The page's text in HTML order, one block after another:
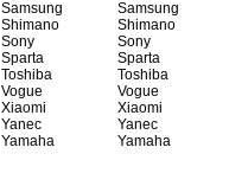
Samsung
Shimano
Sony
Sparta
Toshiba
Vogue
Xiaomi
Yanec
Yamaha
Samsung
Shimano
Sony
Sparta
Toshiba
Vogue
Xiaomi
Yanec
Yamaha